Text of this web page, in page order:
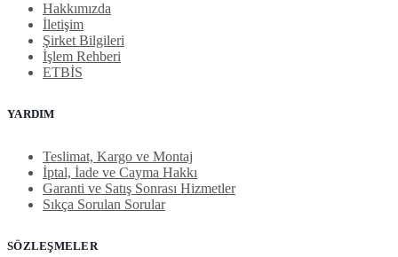
Hakkımızda
İletişim
Şirket Bilgileri
İşlem Rehberi
ETBİS
YARDIM
Teslimat, Kargo ve Montaj
İptal, İade ve Cayma Hakkı
Garanti ve Satış Sonrası Hizmetler
Sıkça Sorulan Sorular
SÖZLEŞMELER